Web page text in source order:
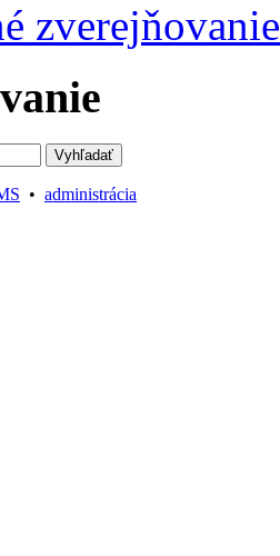
zverejňovanie
• administrácia